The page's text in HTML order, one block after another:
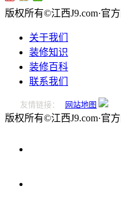
版权所有©江西J9.com·官
关于我们
装修知识
装修百科
联系我们
友情链接： 网站地图
版权所有©江西J9.com·官